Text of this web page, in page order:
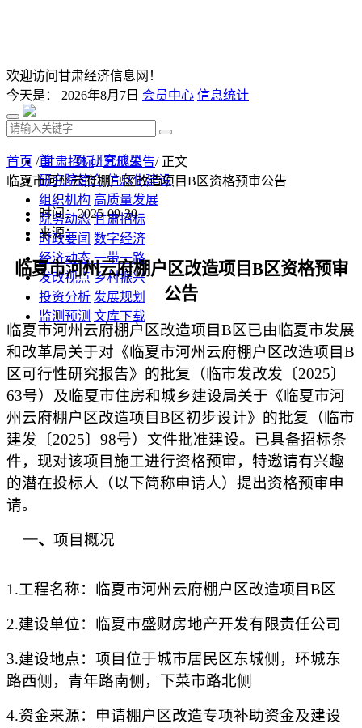
欢迎访问甘肃经济信息网！
今天是： 2026年8月7日 会员中心 信息统计
首 页 研究成果
研究院简介 信息化建设
组织机构 高质量发展
院务动态 甘肃招标
时政要闻 数字经济
经济动态 一带一路
发改视点 乡村振兴
投资分析 发展规划
监测预测 文库下载
首页 /甘肃招标/其他公告/ 正文
临夏市河州云府棚户区改造项目B区资格预审公告
时间：2025-09-30
来源：
临夏市河州云府棚户区改造项目B区资格预审
公告
临夏市河州云府棚户区改造项目B区已由临夏市发展
和改革局关于对《临夏市河州云府棚户区改造项目B
区可行性研究报告》的批复（临市发改发〔2025〕
63号）及临夏市住房和城乡建设局关于《临夏市河
州云府棚户区改造项目B区初步设计》的批复（临市
建发〔2025〕98号） 文件批准建设。已具备招标条
件，现对该项目施工进行资格预审，特邀请有兴趣
的潜在投标人（以下简称申请人）提出资格预审申
请。
一、 项目概况
1.工程名称： 临夏市河州云府棚户区改造项目B区
2.建设单位： 临夏市盛财房地产开发有限责任公司
3.建设地点： 项目位于城市居民区东城侧，环城东
路西侧，青年路南侧，下菜市路北侧
4.资金来源： 申请棚户区改造专项补助资金及建设